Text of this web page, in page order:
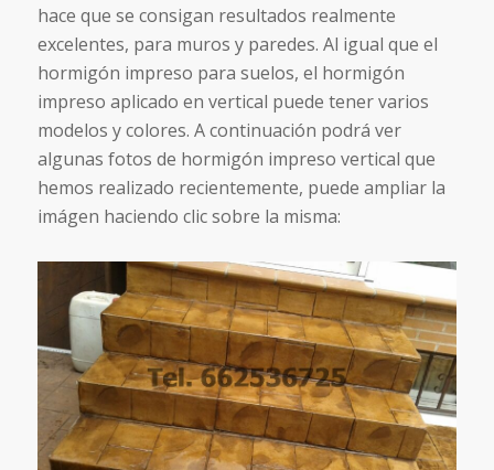
hace que se consigan resultados realmente
excelentes, para muros y paredes. Al igual que el
hormigón impreso para suelos, el hormigón
impreso aplicado en vertical puede tener varios
modelos y colores. A continuación podrá ver
algunas fotos de hormigón impreso vertical que
hemos realizado recientemente, puede ampliar la
imágen haciendo clic sobre la misma: